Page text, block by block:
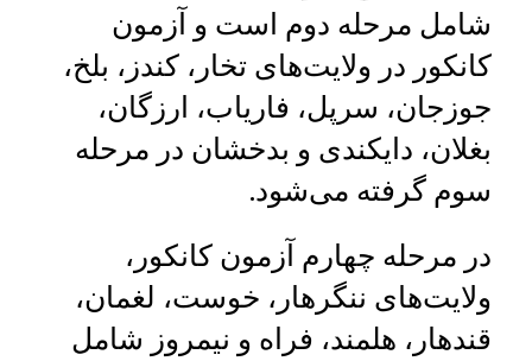
شامل مرحله دوم است و آزمون
کانکور در ولایت‌های تخار، کندز، بلخ،
جوزجان، سرپل، فاریاب، ارزگان،
بغلان، دایکندی و بدخشان در مرحله
سوم گرفته می‌شود.
در مرحله چهارم آزمون کانکور،
ولایت‌های ننگرهار، خوست، لغمان،
قندهار، هلمند، فراه و نیمروز شامل